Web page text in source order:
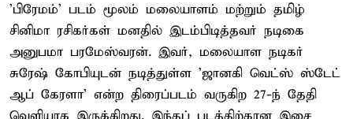
'பிரேமம்' படம் மூலம் மலையாளம் மற்றும் தமிழ்
சினிமா ரசிகர்கள் மனதில் இடம்பிடித்தவர் நடிகை
அனுபமா பரமேஸ்வரன். இவர், மலையாள நடிகர்
சுரேஷ் கோபியுடன் நடித்துள்ள 'ஜானகி வெட்ஸ் ஸ்டேட்
ஆப் கேரளா' என்ற திரைப்படம் வருகிற 27-ந் தேதி